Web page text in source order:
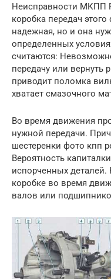
Неисправности МКПП
коробка передач
надежная, но и она
определенных
считаются:
передачу или вернуть
приводит поломка
хватает смазочного
Во время движения
нужной передачи.
шестеренки фото кпп
Вероятность
испорченных
коробке во время
валов или